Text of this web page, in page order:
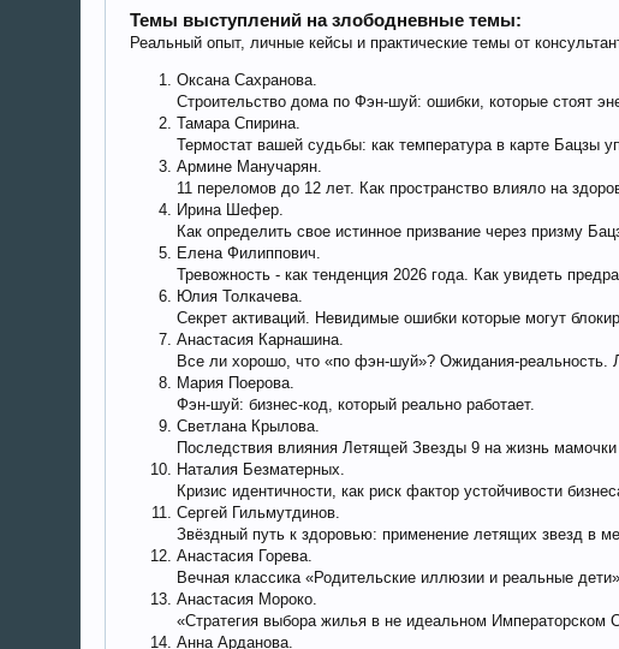
Темы выступлений на злободневные темы:
Реальный опыт, личные кейсы и практические темы от
Оксана Сахранова.
Строительство дома по Фэн-шуй: ошибки, которые стоят
Тамара Спирина.
Термостат вашей судьбы: как температура в карте Бацзы
Армине Манучарян.
11 переломов до 12 лет. Как пространство влияло на
Ирина Шефер.
Как определить свое истинное призвание через призму
Елена Филиппович.
Тревожность - как тенденция 2026 года. Как увидеть
Юлия Толкачева.
Секрет активаций. Невидимые ошибки которые могут
Анастасия Карнашина.
Все ли хорошо, что «по фэн-шуй»? Ожидания-реальность.
Мария Поерова.
Фэн-шуй: бизнес-код, который реально работает.
Светлана Крылова.
Последствия влияния Летящей Звезды 9 на жизнь мамочки
Наталия Безматерных.
Кризис идентичности, как риск фактор устойчивости
Сергей Гильмутдинов.
Звёздный путь к здоровью: применение летящих звезд в
Анастасия Горева.
Вечная классика «Родительские иллюзии и реальные
Анастасия Мороко.
«Стратегия выбора жилья в не идеальном
Анна Арданова.